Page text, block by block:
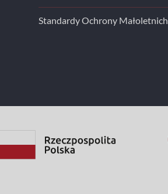
Standardy Ochrony Małoletnich